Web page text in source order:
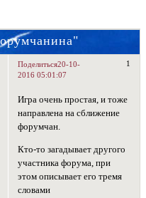
Поделиться 1
20-10-
2016 05:01:07
Игра очень простая, и тоже
направлена на сближение
форумчан.
Кто-то загадывает другого
участника форума, при
этом описывает его тремя
словами